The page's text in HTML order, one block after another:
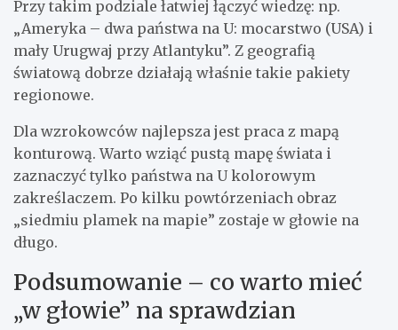
Przy takim podziale łatwiej łączyć wiedzę: np.
„Ameryka – dwa państwa na U: mocarstwo (USA) i
mały Urugwaj przy Atlantyku”. Z geografią
światową dobrze działają właśnie takie pakiety
regionowe.
Dla wzrokowców najlepsza jest praca z mapą
konturową. Warto wziąć pustą mapę świata i
zaznaczyć tylko państwa na U kolorowym
zakreślaczem. Po kilku powtórzeniach obraz
„siedmiu plamek na mapie” zostaje w głowie na
długo.
Podsumowanie – co warto mieć
„w głowie” na sprawdzian